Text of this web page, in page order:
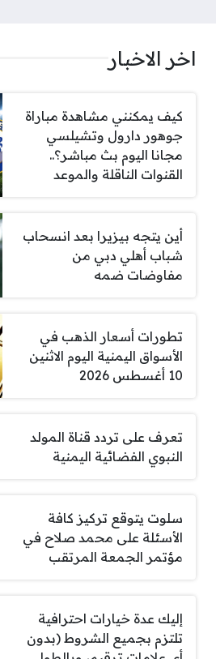
اخر الاخبار
كيف يمكنني مشاهدة مباراة
جوهور دارول وتشيلسي
مجانا اليوم بث مباشر؟..
القنوات الناقلة والموعد
أين يتجه بيزيرا بعد انسحاب
شباب أهلي دبي من
مفاوضات ضمه
تطورات أسعار الذهب في
الأسواق اليمنية اليوم الاثنين
10 أغسطس 2026
تعرف على تردد قناة المولد
النبوي الفضائية اليمنية
سلوت يتوقع تركيز كافة
الأسئلة على محمد صلاح في
مؤتمر الجمعة المرتقب
إليك عدة خيارات احترافية
تلتزم بجميع الشروط (بدون